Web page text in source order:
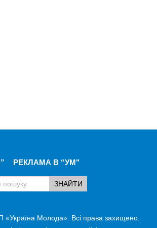
РЕКЛАМА В “УМ"
Молода». Всі права захищено.